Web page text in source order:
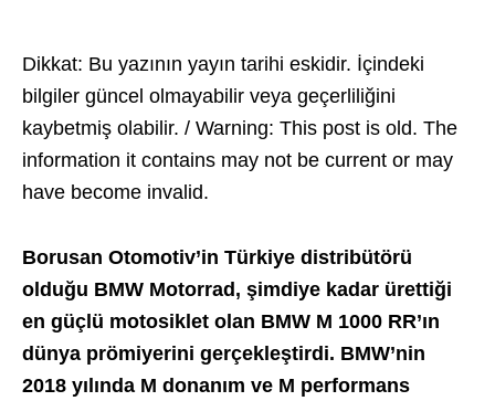
Dikkat: Bu yazının yayın tarihi eskidir. İçindeki
bilgiler güncel olmayabilir veya geçerliliğini
kaybetmiş olabilir. / Warning: This post is old. The
information it contains may not be current or may
have become invalid.
Borusan Otomotiv’in Türkiye distribütörü
olduğu BMW Motorrad, şimdiye kadar ürettiği
en güçlü motosiklet olan BMW M 1000 RR’ın
dünya prömiyerini gerçekleştirdi. BMW’nin
2018 yılında M donanım ve M performans